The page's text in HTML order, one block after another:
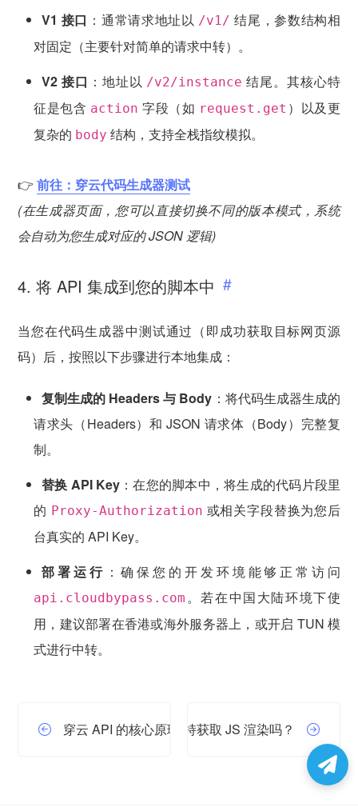
V1 接口 ：通常请求地址以 /v1/ 结尾，参数结构相
对固定（主要针对简单的请求中转）。
V2 接口 ：地址以 /v2/instance 结尾。其核心特
征是包含 action 字段（如 request.get ）以及更
复杂的 body 结构，支持全栈指纹模拟。
👉 前往：穿云代码生成器测试
(在生成器页面，您可以直接切换不同的版本模式，系统
会自动为您生成对应的 JSON 逻辑)
4. 将 API 集成到您的脚本中
当您在代码生成器中测试通过（即成功获取目标网页源
码）后，按照以下步骤进行本地集成：
复制生成的 Headers 与 Body ：将代码生成器生成的
请求头（Headers）和 JSON 请求体（Body）完整复
制。
替换 API Key：在您的脚本中，将生成的代码片段里
的 Proxy-Authorization 或相关字段替换为您后
台真实的 API Key。
部署运行 ：确保您的开发环境能够正常访问
api.cloudbypass.com 。若在中国大陆环境下使
用，建议部署在香港或海外服务器上，或开启 TUN 模
式进行中转。
穿云 API 的核心原理是什么？
穿云 API 支持获取 JS 渲染吗？